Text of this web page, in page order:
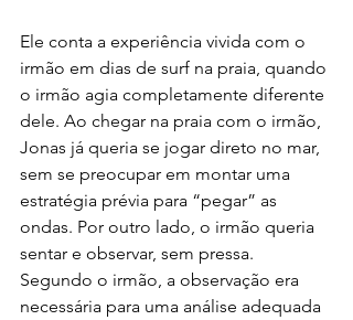
Ele conta a experiência vivida com o
irmão em dias de surf na praia, quando
o irmão agia completamente diferente
dele. Ao chegar na praia com o irmão,
Jonas já queria se jogar direto no mar,
sem se preocupar em montar uma
estratégia prévia para “pegar” as
ondas. Por outro lado, o irmão queria
sentar e observar, sem pressa.
Segundo o irmão, a observação era
necessária para uma análise adequada